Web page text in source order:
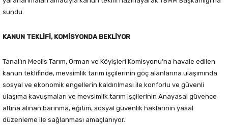
sundu.
KANUN TEKLİFİ, KOMİSYONDA BEKLİYOR
Tanal’ın Meclis Tarım, Orman ve Köyişleri Komisyonu’na havale edilen
kanun teklifinde, mevsimlik tarım işçilerinin göç alanlarına ulaşımında
sosyal ve ekonomik engellerin kaldırılması ile konforlu ve güvenli
ulaşıma kavuşmaları ve mevsimlik tarım işçilerinin Anayasal güvence
altına alınan barınma, eğitim, sosyal güvenlik haklarının yasal
düzenleme ile sağlanması amaçlanıyor.